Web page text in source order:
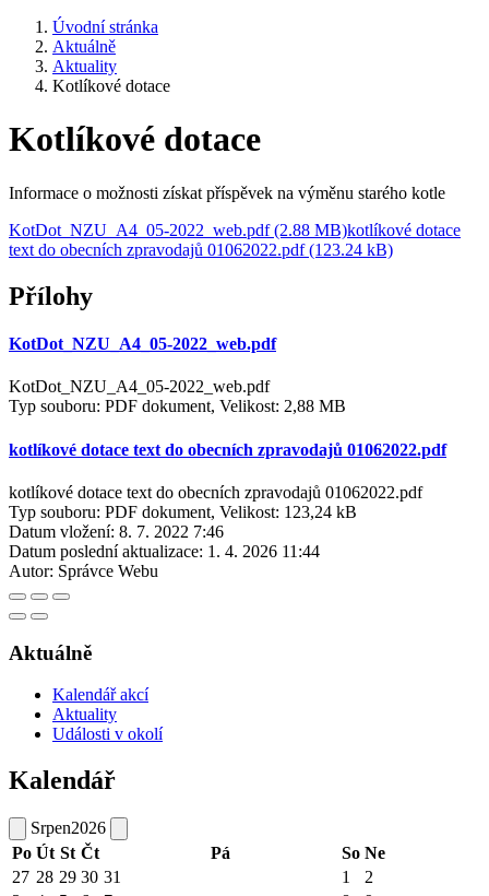
Úvodní stránka
Aktuálně
Aktuality
Kotlíkové dotace
Kotlíkové dotace
Informace o možnosti získat příspěvek na výměnu starého kotle
KotDot_NZU_A4_05-2022_web.pdf (2.88 MB)kotlíkové dotace
text do obecních zpravodajů 01062022.pdf (123.24 kB)
Přílohy
KotDot_NZU_A4_05-2022_web.pdf
KotDot_NZU_A4_05-2022_web.pdf
Typ souboru: PDF dokument, Velikost: 2,88 MB
kotlíkové dotace text do obecních zpravodajů 01062022.pdf
kotlíkové dotace text do obecních zpravodajů 01062022.pdf
Typ souboru: PDF dokument, Velikost: 123,24 kB
Datum vložení: 8. 7. 2022 7:46
Datum poslední aktualizace: 1. 4. 2026 11:44
Autor: Správce Webu
Aktuálně
Kalendář akcí
Aktuality
Události v okolí
Kalendář
Srpen2026
Po Út St Čt Pá So Ne
27 28 29 30 31 1
2